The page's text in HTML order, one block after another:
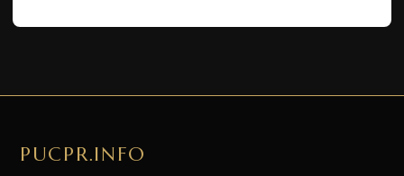
PUCPR.INFO